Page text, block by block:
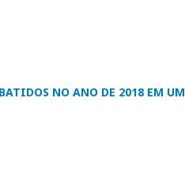
NO ANO DE 2018 EM UM